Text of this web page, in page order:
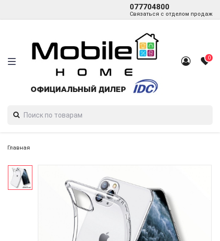
077704800
Связаться с отделом продаж
0
Главная